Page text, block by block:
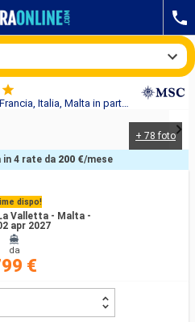
Crociera MSC Seaview: Spagna, Francia, Italia, Malta in partenza da La Valletta - Malta -
+ 78 foto
dispo!
Valletta - Malta -
apr 2027
da
€
in 4 rate da200 €/mese
Compagnie